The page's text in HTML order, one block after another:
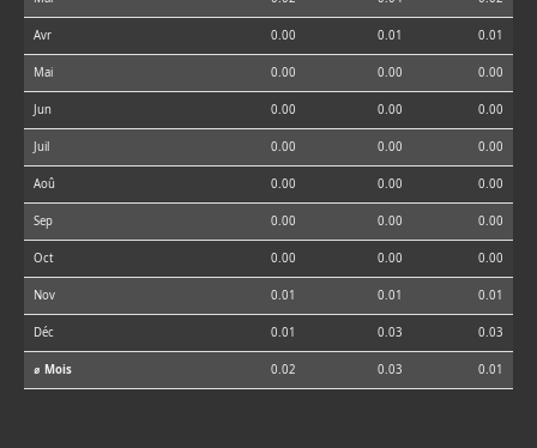
Avr 0.00 0.01 0.01
Mai 0.00 0.00 0.00
Jun 0.00 0.00 0.00
Juil 0.00 0.00 0.00
Aoû 0.00 0.00 0.00
Sep 0.00 0.00 0.00
Oct 0.00 0.00 0.00
Nov 0.01 0.01 0.01
Déc 0.01 0.03 0.03
⌀ Mois 0.02 0.03 0.01